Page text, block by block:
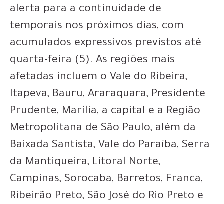
alerta para a continuidade de
temporais nos próximos dias, com
acumulados expressivos previstos até
quarta-feira (5). As regiões mais
afetadas incluem o Vale do Ribeira,
Itapeva, Bauru, Araraquara, Presidente
Prudente, Marília, a capital e a Região
Metropolitana de São Paulo, além da
Baixada Santista, Vale do Paraíba, Serra
da Mantiqueira, Litoral Norte,
Campinas, Sorocaba, Barretos, Franca,
Ribeirão Preto, São José do Rio Preto e